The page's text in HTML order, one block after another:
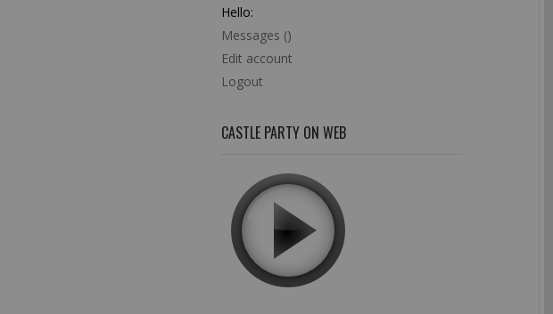
Hello:
Messages ()
Edit account
Logout
CASTLE PARTY ON WEB